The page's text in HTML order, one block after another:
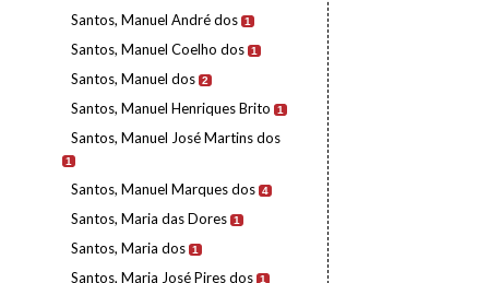
Santos, Manuel André dos 1
Santos, Manuel Coelho dos 1
Santos, Manuel dos 2
Santos, Manuel Henriques Brito 1
Santos, Manuel José Martins dos
1
Santos, Manuel Marques dos 4
Santos, Maria das Dores 1
Santos, Maria dos 1
Santos, Maria José Pires dos 1